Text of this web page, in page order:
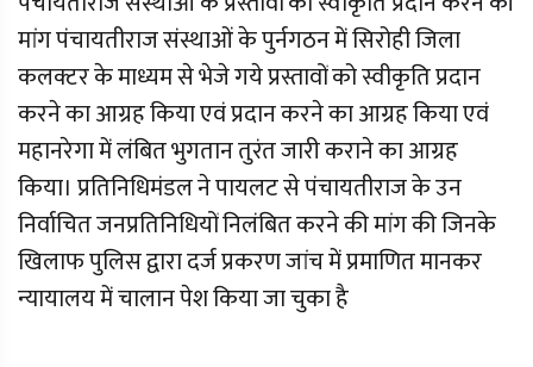
मांग पंचायतीराज संस्थाओं के पुर्नगठन में सिरोही जिला
कलक्टर के माध्यम से भेजे गये प्रस्तावों को स्वीकृति प्रदान
करने का आग्रह किया एवं प्रदान करने का आग्रह किया एवं
महानरेगा में लंबित भुगतान तुरंत जारी कराने का आग्रह
किया। प्रतिनिधिमंडल ने पायलट से पंचायतीराज के उन
निर्वाचित जनप्रतिनिधियों निलंबित करने की मांग की जिनके
खिलाफ पुलिस द्वारा दर्ज प्रकरण जांच में प्रमाणित मानकर
न्यायालय में चालान पेश किया जा चुका है